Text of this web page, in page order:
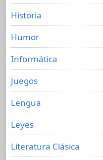
Historia
Humor
Informática
Juegos
Lengua
Leyes
Literatura Clásica